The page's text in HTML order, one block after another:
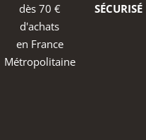
dès 70 €
d'achats
en France
Métropolitaine
SÉCURISÉ